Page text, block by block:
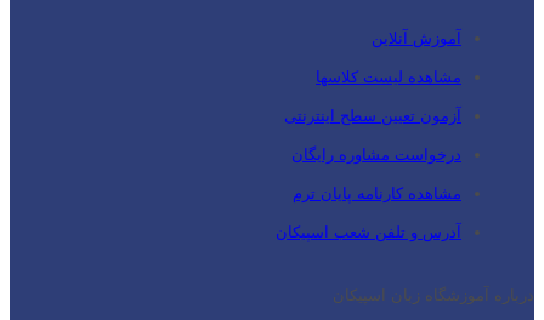
آموزش آنلاین
مشاهده لیست کلاسها
آزمون تعیین سطح اینترنتی
درخواست مشاوره رایگان
مشاهده کارنامه پایان ترم
آدرس و تلفن شعب اسپیکان
درباره آموزشگاه زبان اسپیکان